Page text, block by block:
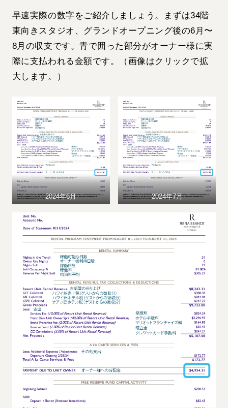
早速実際の数字をご紹介しましょう。まずは34階
東向きスタジオ、グランドオープニング後の6月〜
8月の収支です。青で囲った部分がオーナー様に実
際に支払われる金額です。（画像はクリックで拡
大します。）
2024年6月 2024年7月